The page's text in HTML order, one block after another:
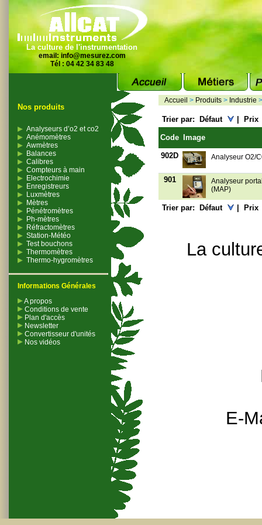
La culture de l'instrumentation
email: info@mesurez.com
Tél : 04 42 34 83 48
Nos produits
Analyseurs d’o2 et co2
Anémomètres
Awmètres
Balances
Calibres
Compteurs à main
Electrochimie
Enregistreurs
Luxmètres
Mètres
Pénétromètres
Ph-mètres
Réfractomètres
Station-Météo
Test bouchons
Thermomètres
Thermo-hygromètres
Informations Générales
A propos
Conditions de vente
Plan d'accès
Newsletter
Convertisseur d'unités
Nos vidéos
Accueil > Produits > Industrie
Trier par: Défaut Prix
Code Image
902D Analyseur O2/
901
Analyseur
(MAP)
Trier par: Défaut Prix
La
E-